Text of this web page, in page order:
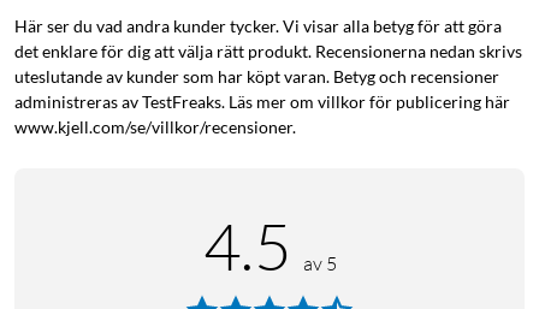
inte är hemma, använda den som en uppvakningslampa,
parkoppla den med trådlösa tillbehör som strömbrytare och
rörelsevakt, och styra upp till 50 lampor med din mobil eller
surfplatta. Dessutom kan LED-lampan användas tillsammans
med Apple Homekit och styras via Siri när du ansluter den till
Här ser du vad andra kunder tycker. Vi visar alla betyg för att göra
det enklare för dig att välja rätt produkt. Recensionerna nedan skrivs
uteslutande av kunder som har köpt varan. Betyg och recensioner
administreras av TestFreaks. Läs mer om villkor för publicering här
www.kjell.com/se/villkor/recensioner.
4.5 av 5